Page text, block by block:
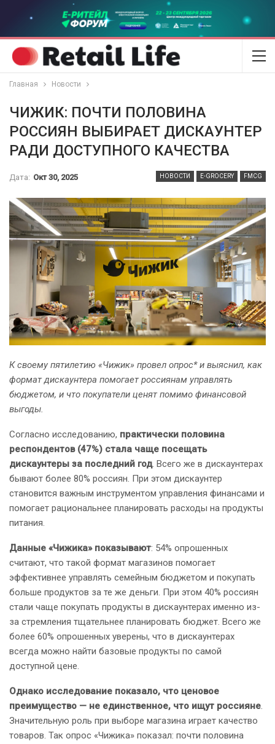
Главная Новости
ЧИЖИК: ПОЧТИ ПОЛОВИНА
РОССИЯН ВЫБИРАЕТ ДИСКАУНТЕР
РАДИ ДОСТУПНОГО КАЧЕСТВА
НОВОСТИ E-GROCERY FMCG
Дата: Окт 30, 2025
К своему пятилетию «Чижик» провел опрос* и выяснил, как
формат дискаунтера помогает россиянам управлять
бюджетом, и что покупатели ценят помимо финансовой
выгоды.
Согласно исследованию, практически половина
респондентов (47%) стала чаще посещать
дискаунтеры за последний год. Всего же в дискаунтерах
бывают более 80% россиян. При этом дискаунтер
становится важным инструментом управления финансами и
помогает рациональнее планировать расходы на продукты
питания.
Данные «Чижика» показывают: 54% опрошенных
считают, что такой формат магазинов помогает
эффективнее управлять семейным бюджетом и покупать
больше продуктов за те же деньги. При этом 40% россиян
стали чаще покупать продукты в дискаунтерах именно из-
за стремления тщательнее планировать бюджет. Всего же
более 60% опрошенных уверены, что в дискаунтерах
всегда можно найти базовые продукты по самой
доступной цене.
Однако исследование показало, что ценовое
преимущество — не единственное, что ищут россияне.
Значительную роль при выборе магазина играет качество
товаров. Так опрос «Чижика» показал: почти половина